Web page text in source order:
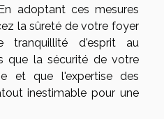
adoptant ces mesures
la sûreté de votre foyer
tranquillité d'esprit au
que la sécurité de votre
et que l'expertise des
inestimable pour une